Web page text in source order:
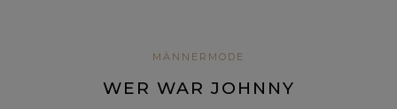
MÄNNERMODE
WER WAR JOHNNY